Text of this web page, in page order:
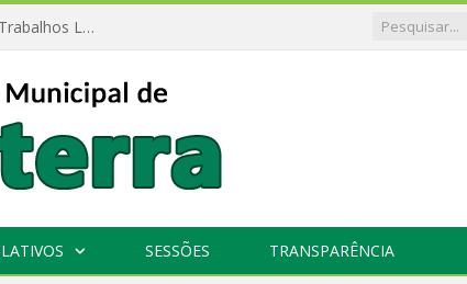
Câmara de Vereadores de Belterra Retorna Com Seus Trabalhos Legislativos
SESSÕES TRANSPARÊNCIA